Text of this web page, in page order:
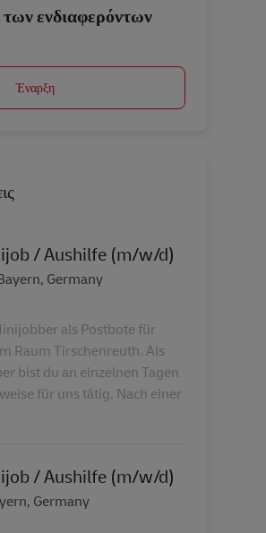
των ενδιαφερόντων
Έναρξη
/ Aushilfe (m/w/d)
Germany
als Postbote für
Raum Tirschenreuth. Als
bist du an einzelnen Tagen
für uns tätig. Nach einer
/ Aushilfe (m/w/d)
Germany